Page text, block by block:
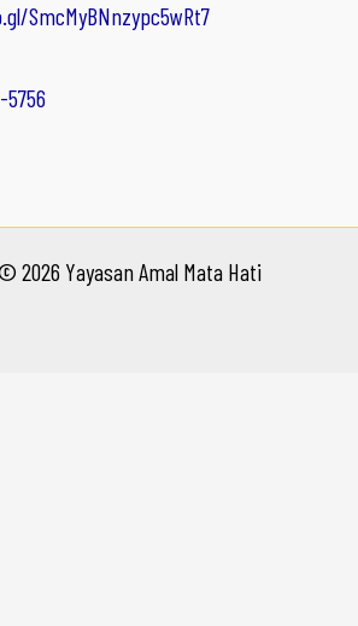
SmcMyBNnzypc5wRt7
2026 Yayasan Amal Mata Hati